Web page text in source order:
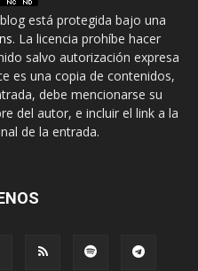
está protegida bajo una
. La licencia prohíbe hacer
salvo autorización expresa
es una copia de contenidos,
debe mencionarse su
del autor, e incluir el link a la
de la entrada.